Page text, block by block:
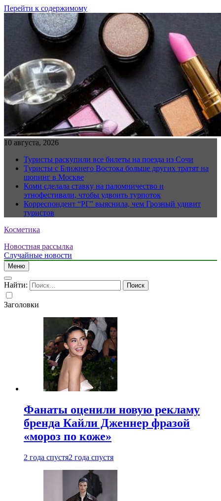
Перейти к содержимому
10 августа, 2026
Туристы раскупили все билеты на поезда из Сочи
Туристы с Ближнего Востока больше других тратят на
шопинг в Москве
Коми сделала ставку на паломничество и
этнофестивали, чтобы удвоить турпоток
Корреспондент “РГ” выяснила, чем Грозный удивит
туристов
Косметика
Новостная рассылка
Случайные новости
Меню
Найти:
Заголовки
Фанаты оценили новую рекламу
бренда Кайли Дженнер фразой
«мороз по коже»
2 года спустя2 года спустя